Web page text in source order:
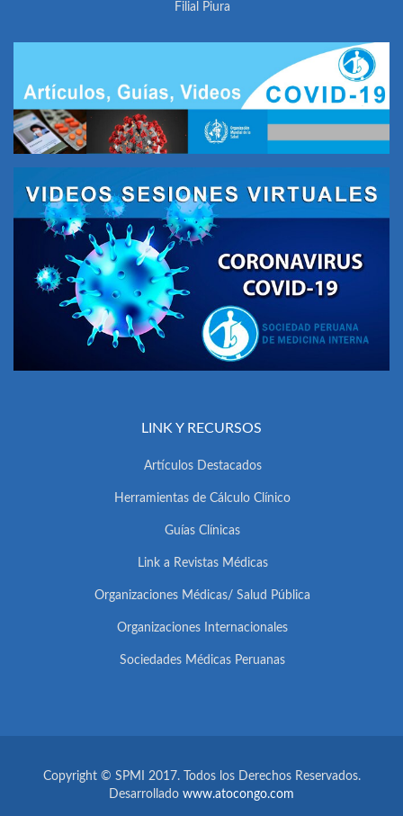
Filial Piura
LINK Y RECURSOS
Artículos Destacados
Herramientas de Cálculo Clínico
Guías Clínicas
Link a Revistas Médicas
Organizaciones Médicas/ Salud Pública
Organizaciones Internacionales
Sociedades Médicas Peruanas
Copyright © SPMI 2017. Todos los Derechos Reservados.
Desarrollado www.atocongo.com